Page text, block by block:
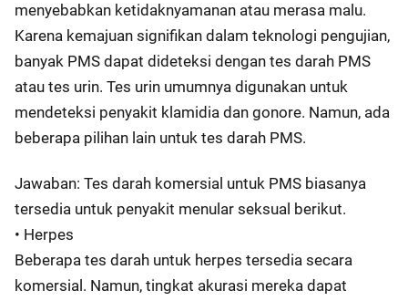
menyebabkan ketidaknyamanan atau merasa malu.
Karena kemajuan signifikan dalam teknologi pengujian,
banyak PMS dapat dideteksi dengan tes darah PMS
atau tes urin. Tes urin umumnya digunakan untuk
mendeteksi penyakit klamidia dan gonore. Namun, ada
beberapa pilihan lain untuk tes darah PMS.
Jawaban: Tes darah komersial untuk PMS biasanya
tersedia untuk penyakit menular seksual berikut.
• Herpes
Beberapa tes darah untuk herpes tersedia secara
komersial. Namun, tingkat akurasi mereka dapat